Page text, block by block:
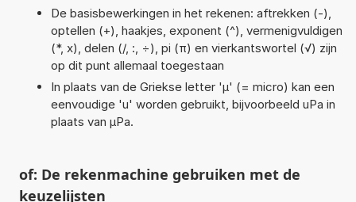
De basisbewerkingen in het rekenen: aftrekken (-),
optellen (+), haakjes, exponent (^), vermenigvuldigen
(*, x), delen (/, :, ÷), pi (π) en vierkantswortel (√) zijn
op dit punt allemaal toegestaan
In plaats van de Griekse letter 'µ' (= micro) kan een
eenvoudige 'u' worden gebruikt, bijvoorbeeld uPa in
plaats van µPa.
of: De rekenmachine gebruiken met de
keuzelijsten